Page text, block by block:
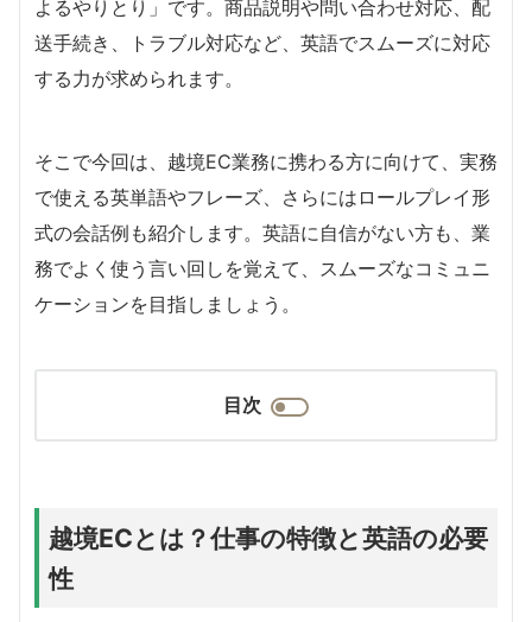
よるやりとり」です。商品説明や問い合わせ対応、配
送手続き、トラブル対応など、英語でスムーズに対応
する力が求められます。
そこで今回は、越境EC業務に携わる方に向けて、実務
で使える英単語やフレーズ、さらにはロールプレイ形
式の会話例も紹介します。英語に自信がない方も、業
務でよく使う言い回しを覚えて、スムーズなコミュニ
ケーションを目指しましょう。
目次
越境ECとは？仕事の特徴と英語の必要
性